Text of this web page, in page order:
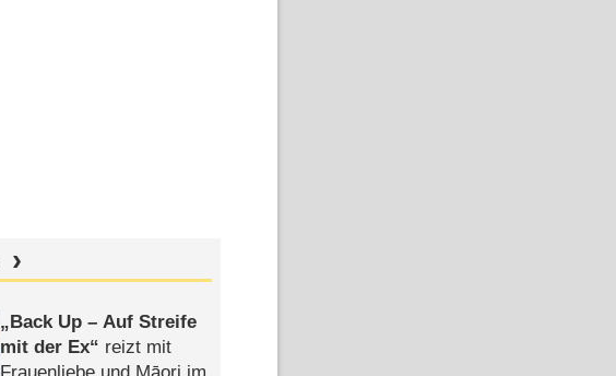
Back Up – Auf Streife
mit der Ex
reizt mit